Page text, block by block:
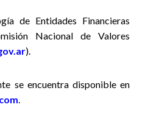
de Entidades Financieras
Nacional de Valores
).
se encuentra disponible en